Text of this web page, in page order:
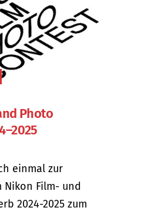
Photo
einmal zur
Nikon Film- und
2024-2025 zum